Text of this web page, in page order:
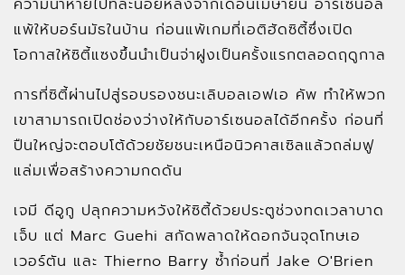
ความนำหายไปทีละน้อยหลังจากเดือนเมษายน อาร์เซนอล
แพ้ให้บอร์นมัธในบ้าน ก่อนแพ้เกมที่เอติฮัดซิตี้ซึ่งเปิด
โอกาสให้ซิตี้แซงขึ้นนำเป็นจ่าฝูงเป็นครั้งแรกตลอดฤดูกาล
การที่ซิตี้ผ่านไปสู่รอบรองชนะเลิบอลเอฟเอ คัพ ทำให้พวก
เขาสามารถเปิดช่องว่างให้กับอาร์เซนอลได้อีกครั้ง ก่อนที่
ปืนใหญ่จะตอบโต้ด้วยชัยชนะเหนือนิวคาสเซิลแล้วถล่มฟู
แล่มเพื่อสร้างความกดดัน
เจมี ดีอูกู ปลุกความหวังให้ซิตี้ด้วยประตูช่วงทดเวลาบาด
เจ็บ แต่ Marc Guehi สกัดพลาดให้ดอกจันจุดโทษเอ
เวอร์ตัน และ Thierno Barry ซ้ำก่อนที่ Jake O'Brien